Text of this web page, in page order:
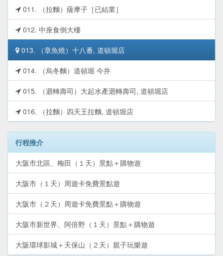
011. （拉麵）薩摩子［已結業］
012. 中座食倒大樓
013. （章魚燒）十八番, 道頓堀店
014. （烏冬麵）道頓堀 今井
015. （迴轉壽司）大起水產迴轉壽司, 道頓堀店
016. （拉麵）四天王拉麵, 道頓堀店
行程推介
大阪市北區、梅田（１天）景點＋購物遊
大阪市（１天）周遊卡免費景點遊
大阪市（２天）周遊卡免費景點＋購物遊
大阪市新世界、阿倍野（１天）景點＋購物遊
大阪環球影城＋天保山（２天）親子玩樂遊